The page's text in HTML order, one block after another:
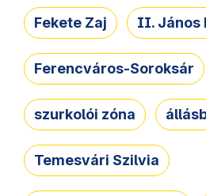
Fekete Zaj II. János
Ferencváros-Soroksár
szurkolói zóna
Temesvári Szilvia